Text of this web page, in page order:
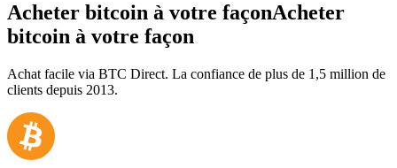
Acheter bitcoin à votre façonAcheter
bitcoin à votre façon
Achat facile via BTC Direct. La confiance de plus de 1,5 million de
clients depuis 2013.